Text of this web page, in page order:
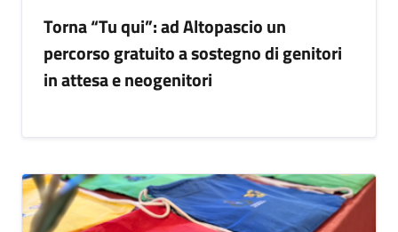
Torna “Tu qui”: ad Altopascio un
percorso gratuito a sostegno di genitori
in attesa e neogenitori